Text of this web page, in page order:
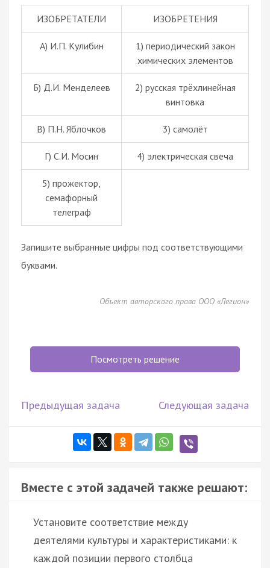
ИЗОБРЕТАТЕЛИ ИЗОБРЕТЕНИЯ
А) И.П. Кулибин
1) периодический закон
химических элементов
Б) Д.И. Менделеев
2) русская трёхлинейная
винтовка
В) П.Н. Яблочков 3) самолёт
Г) С.И. Мосин 4) электрическая свеча
5) прожектор,
семафорный
телеграф
Запишите выбранные цифры под соответствующими
буквами.
Объект авторского права ООО «Легион»
Посмотреть решение
Предыдущая задача Следующая задача
Вместе с этой задачей также решают:
Установите соответствие между
деятелями культуры и характеристиками: к
каждой позиции первого столбца